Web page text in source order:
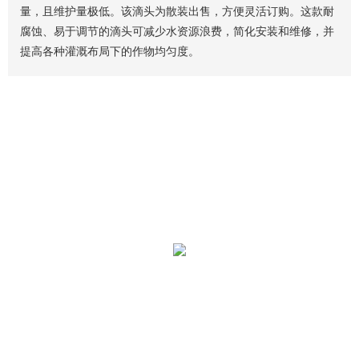
量，且维护量极低。该滴头为散装出售，方便灵活订购。这款耐
腐蚀、易于调节的滴头可减少水资源浪费，简化安装和维修，并
提高各种灌溉布局下的作物均匀度。